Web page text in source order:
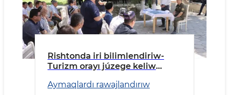
Rishtonda iri bilimlendiriw-
Turizm orayı júzege keliw
Aymaqlardı rawajlandırıw